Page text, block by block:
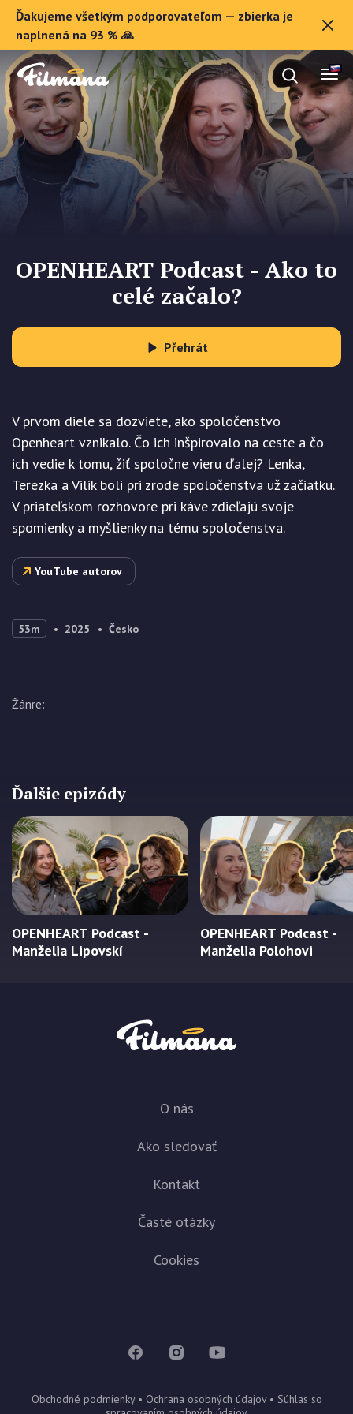
Ďakujeme všetkým podporovateľom — zbierka je
naplnená na 93 % 🙏
O Filmane
Darčekové poukazy
Zaregistrovať sa
OPENHEART Podcast - Ako to
celé začalo?
Přehrát
V prvom diele sa dozviete, ako spoločenstvo
Openheart vznikalo. Čo ich inšpirovalo na ceste a čo
ich vedie k tomu, žiť spoločne vieru ďalej? Lenka,
Terezka a Vilik boli pri zrode spoločenstva už začiatku.
V priateľskom rozhovore pri káve zdieľajú svoje
spomienky a myšlienky na tému spoločenstva.
YouTube autorov
53m 2025 Česko
Žánre:
Ďalšie epizódy
OPENHEART Podcast -
Manželia Lipovskí
OPENHEART Podcast -
Manželia Polohovi
O nás
Ako sledovať
Kontakt
Časté otázky
Cookies
Obchodné podmienky• Ochrana osobných údajov• Súhlas so